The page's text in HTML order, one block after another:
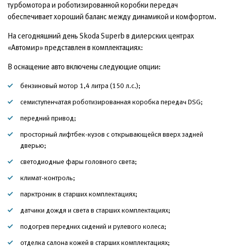
турбомотора и роботизированной коробки передач
обеспечивает хороший баланс между динамикой и комфортом.
На сегодняшний день Skoda Superb в дилерских центрах
«Автомир» представлен в комплектациях:
В оснащение авто включены следующие опции:
бензиновый мотор 1,4 литра (150 л.с.);
семиступенчатая роботизированная коробка передач DSG;
передний привод;
просторный лифтбек-кузов с открывающейся вверх задней
дверью;
светодиодные фары головного света;
климат-контроль;
парктроник в старших комплектациях;
датчики дождя и света в старших комплектациях;
подогрев передних сидений и рулевого колеса;
отделка салона кожей в старших комплектациях;